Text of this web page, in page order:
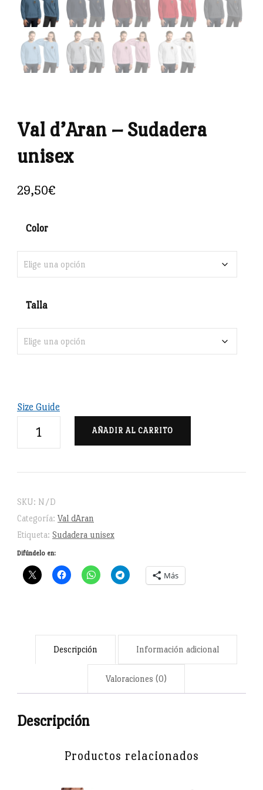
Val d’Aran – Sudadera
unisex
29,50€
Color
Talla
Size Guide
unisex
cantidad
AÑADIR AL CARRITO
SKU: N/D
Categoría: Val dAran
Etiqueta: Sudadera unisex
Difúndelo en:
Más
Descripción Información adicional
Valoraciones (0)
Descripción
Camiseta del tan particular territorio: La Val d’Aran.
Productos relacionados